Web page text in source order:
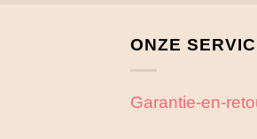
ONZE
Garantie-en-